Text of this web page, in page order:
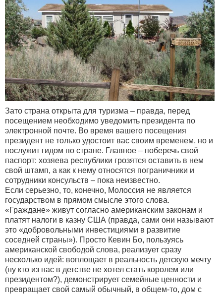
Зато страна открыта для туризма – правда, перед
посещением необходимо уведомить президента по
электронной почте. Во время вашего посещения
президент не только удостоит вас своим временем, но и
послужит гидом по стране. Главное – поберечь свой
паспорт: хозяева республики грозятся оставить в нем
свой штамп, а как к нему относятся пограничники и
сотрудники консульств – пока неизвестно.
Если серьезно, то, конечно, Молоссия не является
государством в прямом смысле этого слова.
«Граждане» живут согласно американским законам и
платят налоги в казну США (правда, сами они называют
это «добровольными инвестициями в развитие
соседней страны»). Просто Кевин Бо, пользуясь
американской свободой слова, реализует сразу
несколько идей: воплощает в реальность детскую мечту
(ну кто из нас в детстве не хотел стать королем или
президентом?), демонстрирует семейные ценности и
превращает свой самый обычный, в общем-то, дом с